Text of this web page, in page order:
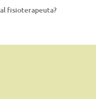
fisioterapeuta?